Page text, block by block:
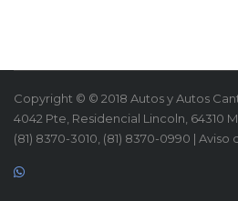
Copyright © © 2018 Autos y Autos
4042 Pte, Residencial Lincoln, 64310
(81) 8370-3010, (81) 8370-0990 |